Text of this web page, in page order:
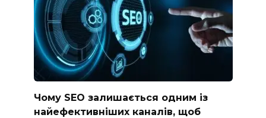
Чому SEO залишається одним із
найефективніших каналів, щоб